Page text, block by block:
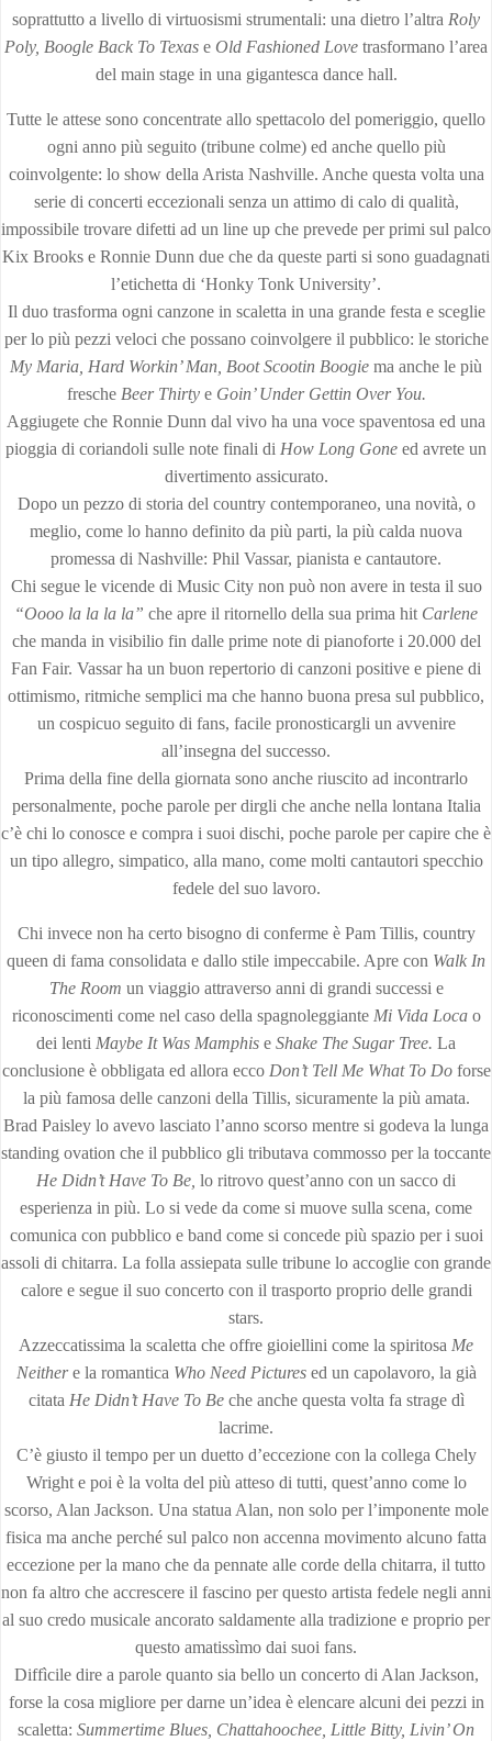
soprattutto a livello di virtuosismi strumentali: una dietro l’altra Roly
Poly, Boogle Back To Texas e Old Fashioned Love trasformano l’area
del main stage in una gigantesca dance hall.
Tutte le attese sono concentrate allo spettacolo del pomeriggio, quello
ogni anno più seguito (tribune colme) ed anche quello più
coinvolgente: lo show della Arista Nashville. Anche questa volta una
serie di concerti eccezionali senza un attimo di calo di qualità,
impossibile trovare difetti ad un line up che prevede per primi sul palco
Kix Brooks e Ronnie Dunn due che da queste parti si sono guadagnati
l’etichetta di ‘Honky Tonk University’.
Il duo trasforma ogni canzone in scaletta in una grande festa e sceglie
per lo più pezzi veloci che possano coinvolgere il pubblico: le storiche
My Maria, Hard Workin’ Man, Boot Scootin Boogie ma anche le più
fresche Beer Thirty e Goin’ Under Gettin Over You.
Aggiugete che Ronnie Dunn dal vivo ha una voce spaventosa ed una
pioggia di coriandoli sulle note finali di How Long Gone ed avrete un
divertimento assicurato.
Dopo un pezzo di storia del country contemporaneo, una novità, o
meglio, come lo hanno definito da più parti, la più calda nuova
promessa di Nashville: Phil Vassar, pianista e cantautore.
Chi segue le vicende di Music City non può non avere in testa il suo
“Oooo la la la la” che apre il ritornello della sua prima hit Carlene
che manda in visibilio fin dalle prime note di pianoforte i 20.000 del
Fan Fair. Vassar ha un buon repertorio di canzoni positive e piene di
ottimismo, ritmiche semplici ma che hanno buona presa sul pubblico,
un cospicuo seguito di fans, facile pronosticargli un avvenire
all’insegna del successo.
Prima della fine della giornata sono anche riuscito ad incontrarlo
personalmente, poche parole per dirgli che anche nella lontana Italia
c’è chi lo conosce e compra i suoi dischi, poche parole per capire che è
un tipo allegro, simpatico, alla mano, come molti cantautori specchio
fedele del suo lavoro.
Chi invece non ha certo bisogno di conferme è Pam Tillis, country
queen di fama consolidata e dallo stile impeccabile. Apre con Walk In
The Room un viaggio attraverso anni di grandi successi e
riconoscimenti come nel caso della spagnoleggiante Mi Vida Loca o
dei lenti Maybe It Was Mamphis e Shake The Sugar Tree. La
conclusione è obbligata ed allora ecco Don’t Tell Me What To Do forse
la più famosa delle canzoni della Tillis, sicuramente la più amata.
Brad Paisley lo avevo lasciato l’anno scorso mentre si godeva la lunga
standing ovation che il pubblico gli tributava commosso per la toccante
He Didn’t Have To Be, lo ritrovo quest’anno con un sacco di
esperienza in più. Lo si vede da come si muove sulla scena, come
comunica con pubblico e band come si concede più spazio per i suoi
assoli di chitarra. La folla assiepata sulle tribune lo accoglie con grande
calore e segue il suo concerto con il trasporto proprio delle grandi
stars.
Azzeccatissima la scaletta che offre gioiellini come la spiritosa Me
Neithere la romantica Who Need Pictures ed un capolavoro, la già
citata He Didn’t Have To Be che anche questa volta fa strage dì
lacrime.
C’è giusto il tempo per un duetto d’eccezione con la collega Chely
Wright e poi è la volta del più atteso di tutti, quest’anno come lo
scorso, Alan Jackson. Una statua Alan, non solo per l’imponente mole
fisica ma anche perché sul palco non accenna movimento alcuno fatta
eccezione per la mano che da pennate alle corde della chitarra, il tutto
non fa altro che accrescere il fascino per questo artista fedele negli anni
al suo credo musicale ancorato saldamente alla tradizione e proprio per
questo amatissìmo dai suoi fans.
Diffìcile dire a parole quanto sia bello un concerto di Alan Jackson,
forse la cosa migliore per darne un’idea è elencare alcuni dei pezzi in
scaletta: Summertime Blues, Chattahoochee, Little Bitty, Livin’ On